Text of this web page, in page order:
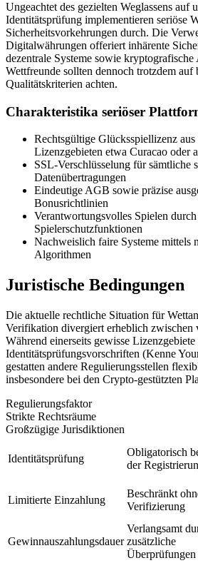
Ungeachtet des gezielten Weglassens auf
Identitätsprüfung implementieren seriöse
Sicherheitsvorkehrungen durch. Die
Digitalwährungen offeriert inhärente
dezentrale Systeme sowie kryptografische
Wettfreunde sollten dennoch trotzdem auf
Qualitätskriterien achten.
Charakteristika seriöser
Rechtsgültige Glücksspiellizenz
Lizenzgebieten etwa Curacao oder
SSL-Verschlüsselung für sämtliche
Datenübertragungen
Eindeutige AGB sowie präzise
Bonusrichtlinien
Verantwortungsvolles Spielen
Spielerschutzfunktionen
Nachweislich faire Systeme mittels
Algorithmen
Juristische Bedingungen
Die aktuelle rechtliche Situation für
Verifikation divergiert erheblich zwischen
Während einerseits gewisse Lizenzgebiete
Identitätsprüfungsvorschriften (Kenne
gestatten andere Regulierungsstellen
insbesondere bei den Crypto-gestützten
Regulierungsfaktor
Strikte Rechtsräume
Großzügige Jurisdiktionen
Identitätsprüfung
Obligatorisch
der
Limitierte Einzahlung
Beschränkt
Verifizierung
Gewinnauszahlungsdauer
Verlangsamt
zusätzliche
Überprüfungen